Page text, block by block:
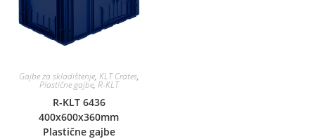
Gajbe za skladištenje, KLT Crates,
Plastične gajbe,R-KLT
R-KLT 6436
400x600x360mm
Plastične gajbe